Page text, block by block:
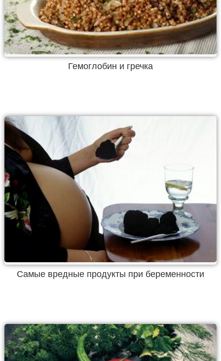
Гемоглобин и гречка
Самые вредные продукты при беременности